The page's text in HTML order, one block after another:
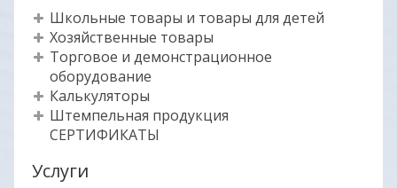
Школьные товары и товары для детей
Хозяйственные товары
Торговое и демонстрационное
оборудование
Калькуляторы
Штемпельная продукция
СЕРТИФИКАТЫ
Услуги